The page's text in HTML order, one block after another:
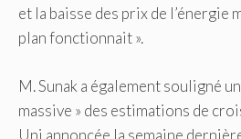
et la baisse des prix de l’énergie
plan fonctionnait ».
M. Sunak a également souligné
massive » des estimations de
Uni annoncée la semaine